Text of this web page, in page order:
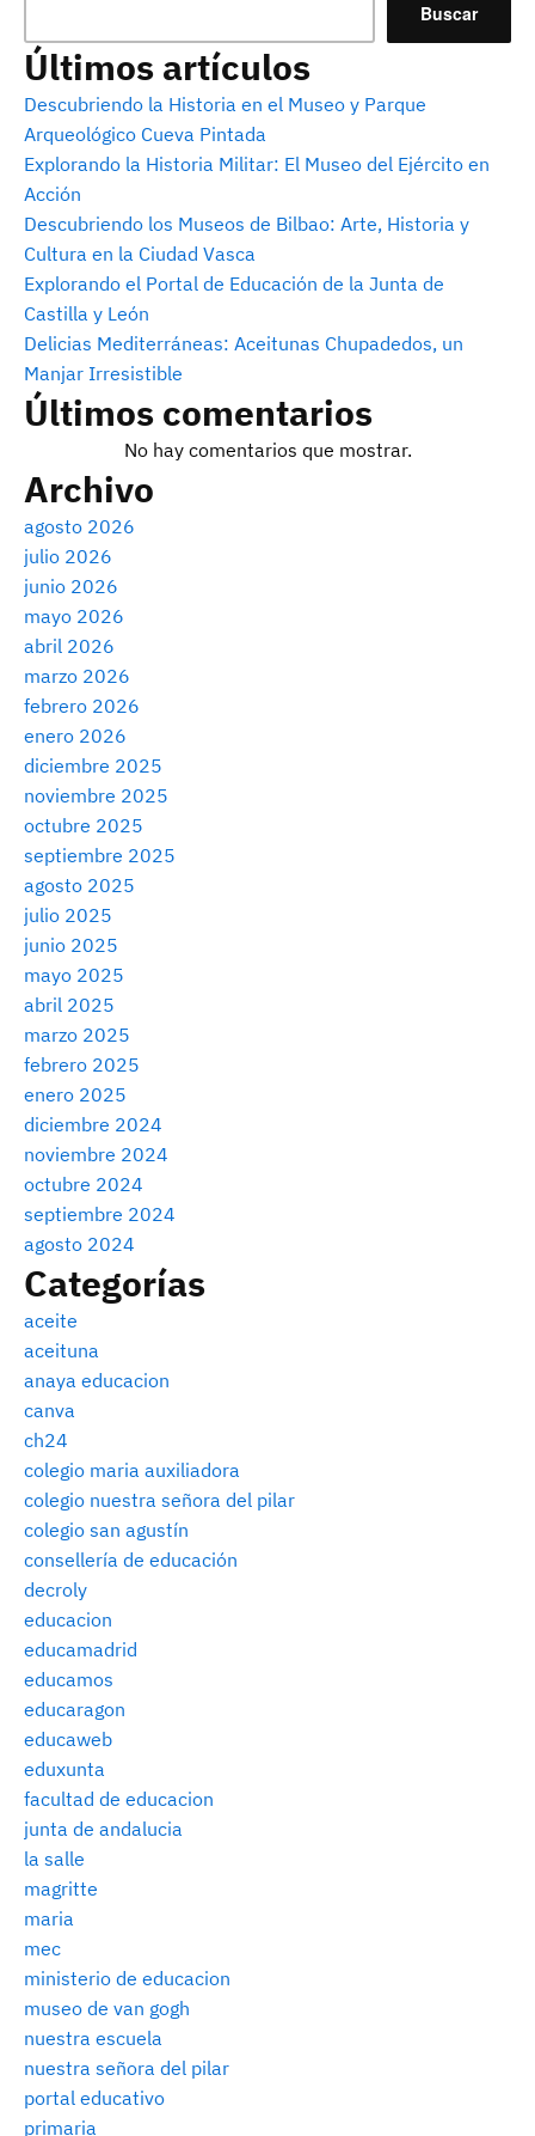
Buscar
Últimos artículos
Descubriendo la Historia en el Museo y Parque
Arqueológico Cueva Pintada
Explorando la Historia Militar: El Museo del Ejército en
Acción
Descubriendo los Museos de Bilbao: Arte, Historia y
Cultura en la Ciudad Vasca
Explorando el Portal de Educación de la Junta de
Castilla y León
Delicias Mediterráneas: Aceitunas Chupadedos, un
Manjar Irresistible
Últimos comentarios
No hay comentarios que mostrar.
Archivo
agosto 2026
julio 2026
junio 2026
mayo 2026
abril 2026
marzo 2026
febrero 2026
enero 2026
diciembre 2025
noviembre 2025
octubre 2025
septiembre 2025
agosto 2025
julio 2025
junio 2025
mayo 2025
abril 2025
marzo 2025
febrero 2025
enero 2025
diciembre 2024
noviembre 2024
octubre 2024
septiembre 2024
agosto 2024
Categorías
aceite
aceituna
anaya educacion
canva
ch24
colegio maria auxiliadora
colegio nuestra señora del pilar
colegio san agustín
consellería de educación
decroly
educacion
educamadrid
educamos
educaragon
educaweb
eduxunta
facultad de educacion
junta de andalucia
la salle
magritte
maria
mec
ministerio de educacion
museo de van gogh
nuestra escuela
nuestra señora del pilar
portal educativo
primaria